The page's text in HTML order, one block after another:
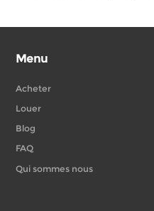
Menu
Acheter
Louer
Blog
FAQ
Qui sommes nous